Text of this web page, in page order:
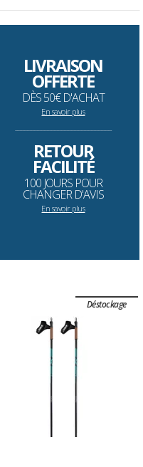
LIVRAISON
OFFERTE
DÈS 50€ D'ACHAT
En savoir plus
--------------------------------------------------------------------
RETOUR
FACILITÉ
100 JOURS POUR
CHANGER D'AVIS
En savoir plus
Déstockage